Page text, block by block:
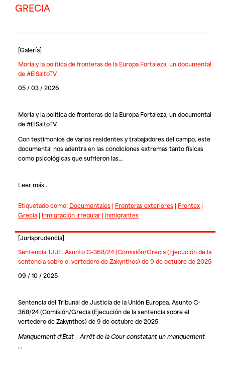
GRECIA
[Galería]
Moria y la política de fronteras de la Europa Fortaleza, un documental
de #ElSaltoTV
05 / 03 / 2026
Moria y la política de fronteras de la Europa Fortaleza, un documental
de #ElSaltoTV
Con testimonios de varios residentes y trabajadores del campo, este
documental nos adentra en las condiciones extremas tanto físicas
como psicológicas que sufrieron las…
Leer más...
Etiquetado como: Documentales| Fronteras exteriores| Frontex|
Grecia| Inmigración irregular| Inmigrantes
[Jurisprudencia]
Sentencia TJUE. Asunto C-368/24 (Comisión/Grecia (Ejecución de la
sentencia sobre el vertedero de Zakynthos) de 9 de octubre de 2025
09 / 10 / 2025
Sentencia del Tribunal de Justicia de la Unión Europea. Asunto C-
368/24 (Comisión/Grecia (Ejecución de la sentencia sobre el
vertedero de Zakynthos) de 9 de octubre de 2025
Manquement d’État – Arrêt de la Cour constatant un manquement –
…